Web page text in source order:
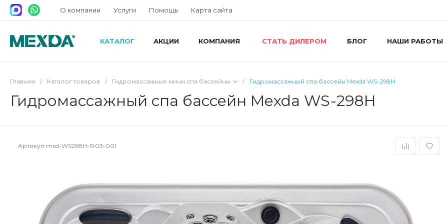
О компании Услуги Помощь Карта сайта
КАТАЛОГ АКЦИИ КОМПАНИЯ СТАТЬ ДИЛЕРОМ БЛОГ НАШИ РАБОТЫ
Главная / Каталог товаров / Гидромассажные мини спа бассейны / Гидромассажный спа бассейн Mexda WS-298H
Гидромассажный спа бассейн Mexda WS-298H
Артикул mxd-WS298H-1903-001